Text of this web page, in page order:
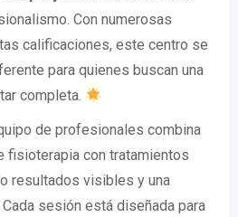
Con numerosas
calificaciones, este centro se
para quienes buscan una
completa.
de profesionales combina
fisioterapia con tratamientos
resultados visibles y una
sesión está diseñada para